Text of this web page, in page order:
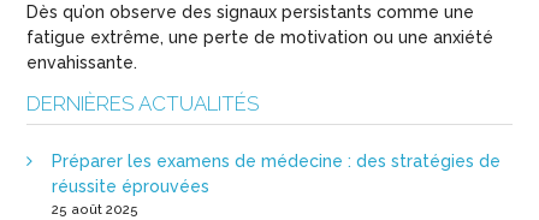
Dès qu’on observe des signaux persistants comme une
fatigue extrême, une perte de motivation ou une anxiété
envahissante.
DERNIÈRES ACTUALITÉS
Préparer les examens de médecine : des stratégies de
réussite éprouvées
25 août 2025